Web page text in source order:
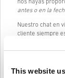
This website
nos hayas
antes o en la
Nuestro chat en
cliente siempre
CARD 30 EUR
formularios